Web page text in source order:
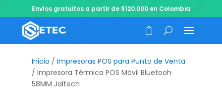
Envíos gratuitos a partir de $120.000 en Colombia
Inicio / Impresoras POS para Punto de Venta
/ Impresora Térmica POS Móvil Bluetooh
58MM Jaltech